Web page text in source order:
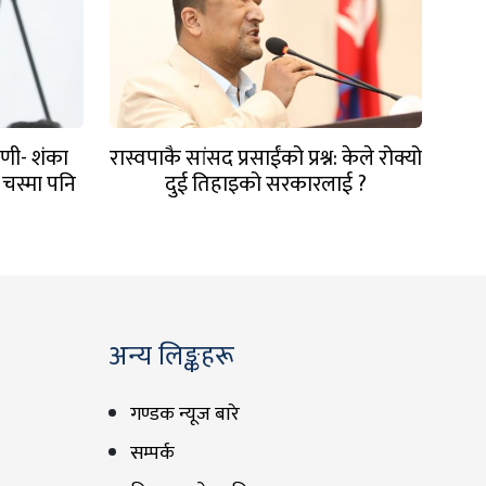
शंका
पनि
रास्वपाकै सांसद प्रसाईंको प्रश्न: केले रोक्यो
दुई तिहाइको सरकारलाई ?
अन्य लिङ्कहरू
गण्डक न्यूज बारे
सम्पर्क